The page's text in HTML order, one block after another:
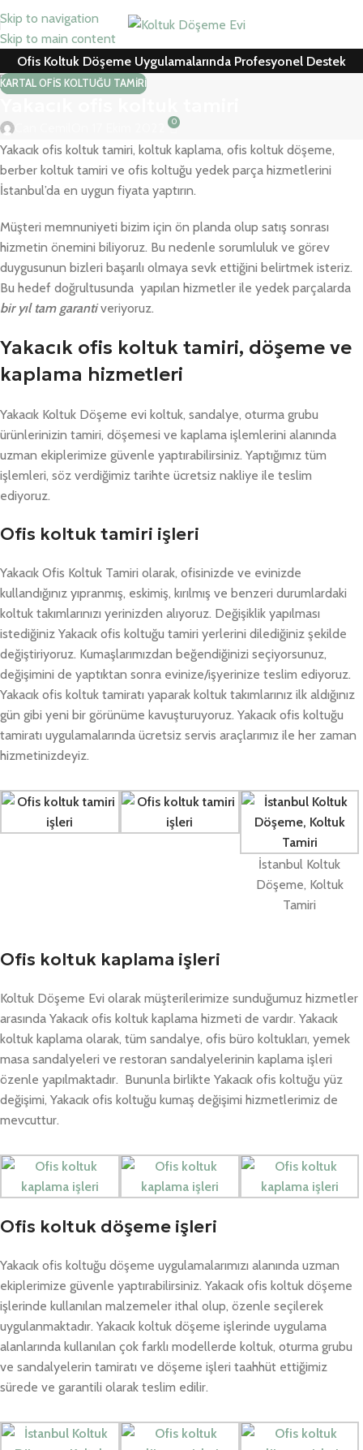
Skip to navigation
Skip to main content
Ofis Koltuk Döşeme Uygulamalarında Profesyonel Destek
KARTAL OFIS KOLTUĞU TAMIRI
0
Yakacık ofis koltuk tamiri, koltuk kaplama, ofis koltuk döşeme,
berber koltuk tamiri ve ofis koltuğu yedek parça hizmetlerini
İstanbul’da en uygun fiyata yaptırın.
Müşteri memnuniyeti bizim için ön planda olup satış sonrası
hizmetin önemini biliyoruz. Bu nedenle sorumluluk ve görev
duygusunun bizleri başarılı olmaya sevk ettiğini belirtmek isteriz.
Bu hedef doğrultusunda yapılan hizmetler ile yedek parçalarda
bir yıl tam garantiveriyoruz.
Yakacık ofis koltuk tamiri, döşeme ve
kaplama hizmetleri
Yakacık Koltuk Döşeme evi koltuk, sandalye, oturma grubu
ürünlerinizin tamiri, döşemesi ve kaplama işlemlerini alanında
uzman ekiplerimize güvenle yaptırabilirsiniz. Yaptığımız tüm
işlemleri, söz verdiğimiz tarihte ücretsiz nakliye ile teslim
ediyoruz.
Ofis koltuk tamiri işleri
Yakacık Ofis Koltuk Tamiri olarak, ofisinizde ve evinizde
kullandığınız yıpranmış, eskimiş, kırılmış ve benzeri durumlardaki
koltuk takımlarınızı yerinizden alıyoruz. Değişiklik yapılması
istediğiniz Yakacık ofis koltuğu tamiri yerlerini dilediğiniz şekilde
değiştiriyoruz. Kumaşlarımızdan beğendiğinizi seçiyorsunuz,
değişimini de yaptıktan sonra evinize/işyerinize teslim ediyoruz.
Yakacık ofis koltuk tamiratı yaparak koltuk takımlarınız ilk aldığınız
gün gibi yeni bir görünüme kavuşturuyoruz. Yakacık ofis koltuğu
tamiratı uygulamalarında ücretsiz servis araçlarımız ile her zaman
hizmetinizdeyiz.
İstanbul Koltuk
Döşeme, Koltuk
Tamiri
Ofis koltuk kaplama işleri
Koltuk Döşeme Evi olarak müşterilerimize sunduğumuz hizmetler
arasında Yakacık ofis koltuk kaplama hizmeti de vardır. Yakacık
koltuk kaplama olarak, tüm sandalye, ofis büro koltukları, yemek
masa sandalyeleri ve restoran sandalyelerinin kaplama işleri
özenle yapılmaktadır. Bununla birlikte Yakacık ofis koltuğu yüz
değişimi, Yakacık ofis koltuğu kumaş değişimi hizmetlerimiz de
mevcuttur.
Ofis koltuk döşeme işleri
Yakacık ofis koltuğu döşeme uygulamalarımızı alanında uzman
ekiplerimize güvenle yaptırabilirsiniz. Yakacık ofis koltuk döşeme
işlerinde kullanılan malzemeler ithal olup, özenle seçilerek
uygulanmaktadır. Yakacık koltuk döşeme işlerinde uygulama
alanlarında kullanılan çok farklı modellerde koltuk, oturma grubu
ve sandalyelerin tamiratı ve döşeme işleri taahhüt ettiğimiz
sürede ve garantili olarak teslim edilir.